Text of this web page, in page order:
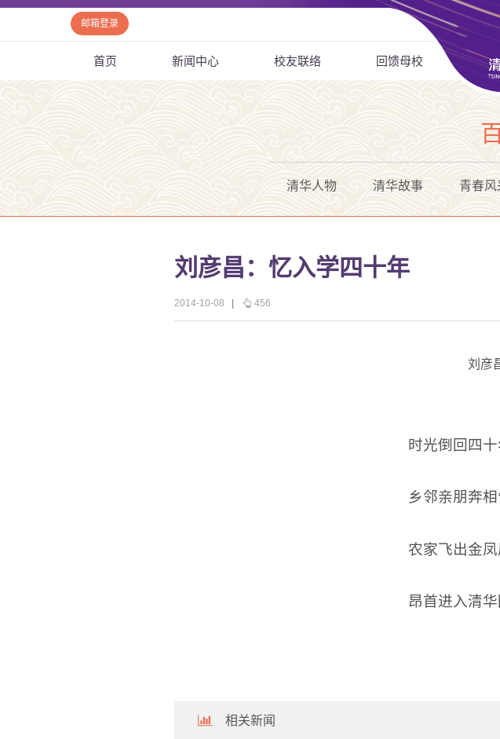
邮箱登录
首页 新闻中心 校友联络 回馈母校
清华人物 清华故事 青春风
刘彦昌：忆入学四十年
2014-10-08 456
刘彦
时光倒回四十
乡邻亲朋奔
农家飞出金凤
昂首进入清
相关新闻